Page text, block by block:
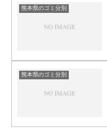
熊本県のゴミ分別
熊本県のゴミ分別